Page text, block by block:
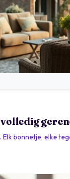
Elk bonnetje, elke